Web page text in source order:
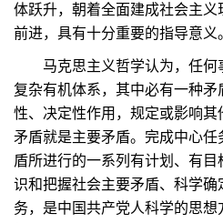
体跃升，朝着全面建成社会主
前进，具有十分重要的指导意义
马克思主义哲学认为，任何
复杂有机体系，其中必有一种
性、决定性作用，规定或影响
矛盾就是主要矛盾。完成中心
盾所进行的一系列有计划、有
识和把握社会主要矛盾、科学
务，是中国共产党人科学的思